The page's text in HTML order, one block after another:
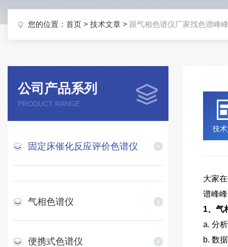
您的位置： 首页 > 技术文章 > 跟气相色谱仪厂家找色谱峰
公司产品系列
PRODUCT RANGE
固定床催化反应评价色谱仪
气相色谱仪
便携式色谱仪
技
大家
谱峰
1、气
a. 分
b. 数